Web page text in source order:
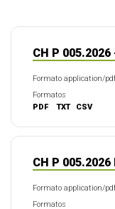
CH P 005.2026
Formato application/
Formatos
PDF
TXT CSV
CH P 005.2026
Formato application/
Formatos